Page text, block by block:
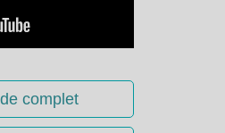
complet